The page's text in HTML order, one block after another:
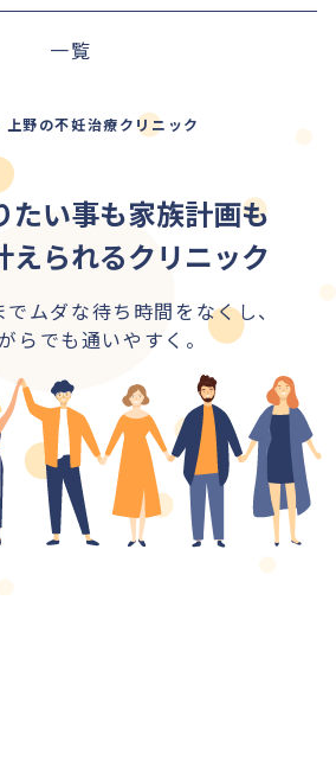
一覧
上野の不妊治療クリニック
たい事も家族計画も
えられるクリニック
ムダな待ち時間をなくし、
らでも通いやすく。